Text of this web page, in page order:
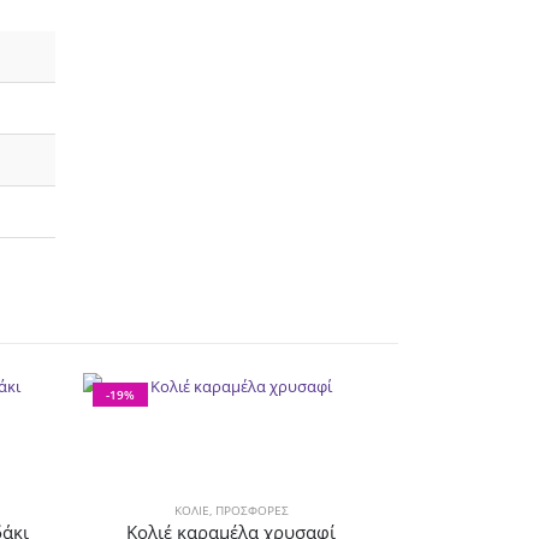
-19%
ΚΟΛΙΈ, ΠΡΟΣΦΟΡΕΣ
Κολιέ καραμέλα χρυσαφί